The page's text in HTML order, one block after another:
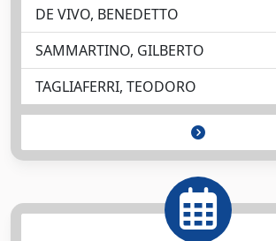
DE VIVO, BENEDETTO
SAMMARTINO, GILBERTO
TAGLIAFERRI, TEODORO